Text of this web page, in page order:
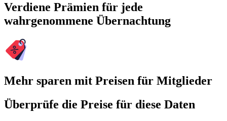
Verdiene Prämien für jede
wahrgenommene Übernachtung
Mehr sparen mit Preisen für Mitglieder
Überprüfe die Preise für diese Daten